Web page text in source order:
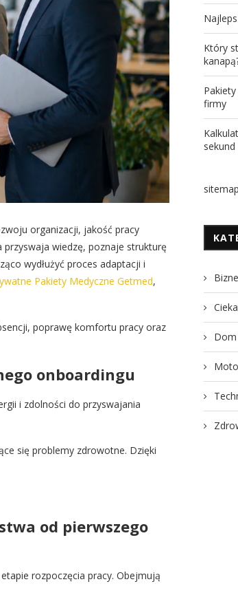
organizacji, jakość pracy
wiedzę, poznaje strukturę
wydłużyć proces adaptacji i
Pakiety Medyczne Getmed,
poprawę komfortu pracy oraz
onboardingu
i zdolności do przyswajania
się problemy zdrowotne. Dzięki
od pierwszego
rozpoczęcia pracy. Obejmują
Który
firmy
sekund
sitemap